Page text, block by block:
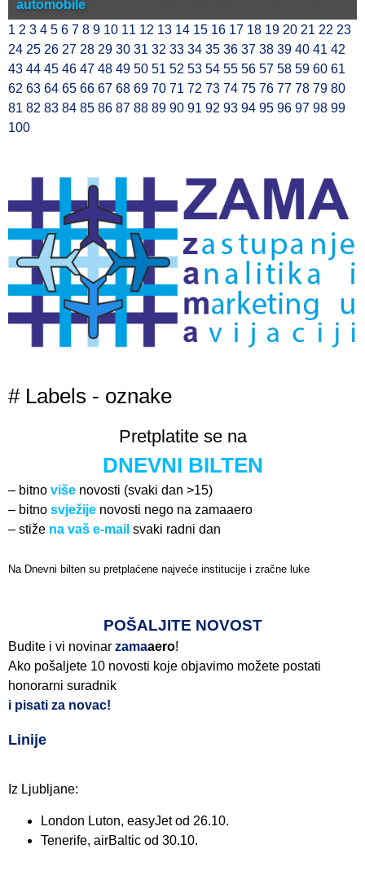
automobile
1 2 3 4 5 6 7 8 9 10 11 12 13 14 15 16 17 18 19 20 21 22 23
24 25 26 27 28 29 30 31 32 33 34 35 36 37 38 39 40 41 42
43 44 45 46 47 48 49 50 51 52 53 54 55 56 57 58 59 60 61
62 63 64 65 66 67 68 69 70 71 72 73 74 75 76 77 78 79 80
81 82 83 84 85 86 87 88 89 90 91 92 93 94 95 96 97 98 99
100
# Labels - oznake
Pretplatite se na
DNEVNI BILTEN
– bitno više novosti (svaki dan >15)
– bitno svježije novosti nego na zamaaero
– stiže na vaš e-mail svaki radni dan
Na Dnevni bilten su pretplaćene najveće institucije i zračne luke
POŠALJITE NOVOST
Budite i vi novinar zamaaero!
Ako pošaljete 10 novosti koje objavimo možete postati
honorarni suradnik
i pisati za novac!
Linije
Iz Ljubljane:
London Luton, easyJet od 26.10.
Tenerife, airBaltic od 30.10.